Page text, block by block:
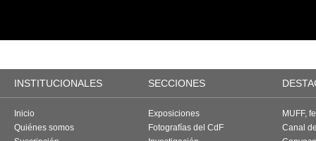
INSTITUCIONALES SECCIONES
Inicio
Quiénes somos
Exposiciones
Fotografías del CdF
MUFF,
Canal